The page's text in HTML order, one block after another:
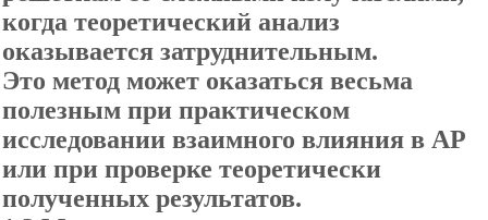
когда теоретический анализ
оказывается затруднительным.
Это метод может оказаться весьма
полезным при практическом
исследовании взаимного влияния в АР
или при проверке теоретически
полученных результатов.